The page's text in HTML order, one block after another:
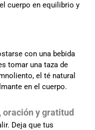
cuerpo en equilibrio y
con una bebida
tomar una taza de
el té natural
en el cuerpo.
oración y gratitud
Deja que tus